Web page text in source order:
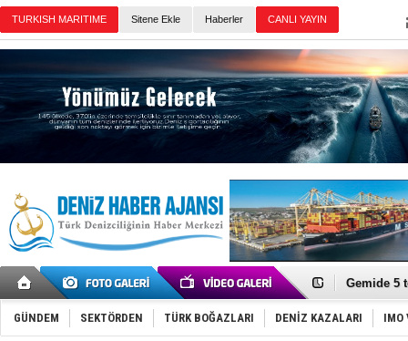
Sitene Ekle Haberler
Dron
Gemide 5
Yakıt
Rus
GÜNDEM SEKTÖRDEN TÜRK BOĞAZLARI DENİZ KAZALARI IMO